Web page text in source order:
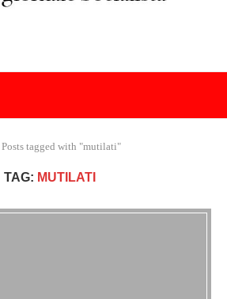
Posts tagged with "mutilati"
TAG: MUTILATI